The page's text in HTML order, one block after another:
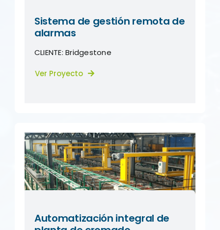
Sistema de gestión remota de
alarmas
CLIENTE:Bridgestone
Ver Proyecto
Automatización integral de